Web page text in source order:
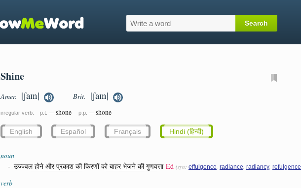
Shine
Amer. |ʃaɪn| Brit. |ʃaɪn|
irregular verb: p.t. — shone p.p. — shone
English Español Français Hindi (हिन्दी)
noun
- उज्ज्वल होने और प्रकाश की किरणों को बाहर भेजने की गुणवत्ता Ed (syn: effulgence, radiance, radiancy, refulgence
verb